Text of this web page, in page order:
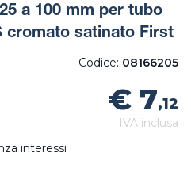
a 100 mm per tubo
cromato satinato First
Codice: 08166205
€ 7,12
IVA inclusa
interessi